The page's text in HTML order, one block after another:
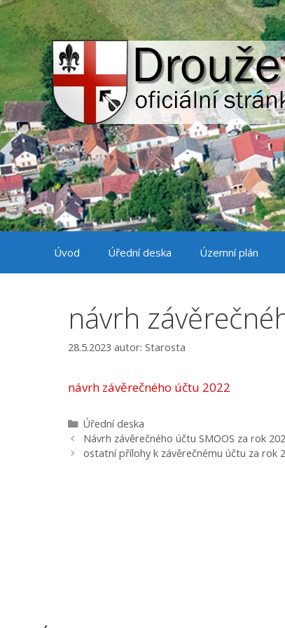
Přeskočit
na
obsah
Úvod Úřední deska Územní plán
návrh
28.5.2023 autor: Starosta
návrh závěrečného účtu 2022
Rubriky
Úřední deska
Navigace
příspěvků
Návrh závěrečného účtu SMOOS za rok
ostatní přílohy k závěrečnému účtu za rok